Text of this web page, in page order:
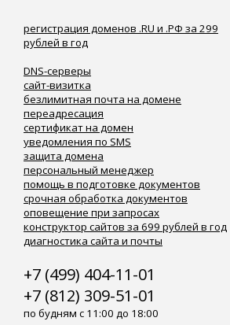
регистрация доменов .RU и .РФ за 299
рублей в год
DNS-серверы
сайт-визитка
безлимитная почта на домене
переадресация
сертификат на домен
уведомления по SMS
защита домена
персональный менеджер
помощь в подготовке документов
срочная обработка документов
оповещение при запросах
конструктор сайтов за 699 рублей в год
диагностика сайта и почты
+7 (499) 404-11-01
+7 (812) 309-51-01
по будням с 11:00 до 18:00